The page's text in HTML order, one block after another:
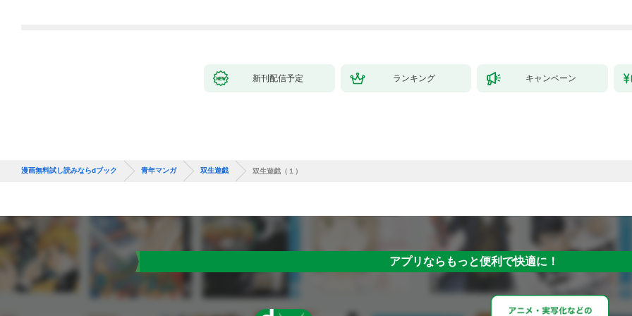
新刊配信予定 ランキング キャンペーン
漫画無料試し読みならdブック 青年マンガ 双生遊戯 双生遊戯（１）
アプリならもっと便利で快適に！